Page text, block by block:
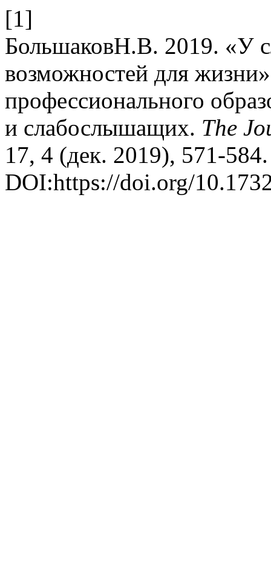
[1]
БольшаковН.В. 2019. «У
возможностей для
профессионального
и слабослышащих. The
17, 4 (дек. 2019), 571-584.
DOI:https://doi.org/